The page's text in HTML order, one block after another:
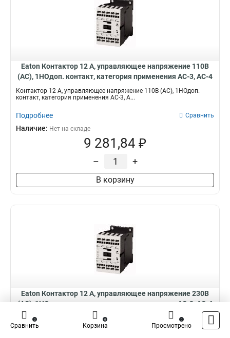
Eaton Контактор 12 А, управляющее напряжение 110В
(АС), 1НОдоп. контакт, категория применения AC-3, AC-4
DILMC12-10(110V50HZ,120V60HZ)
Контактор 12 А, управляющее напряжение 110В (АС), 1НОдоп.
контакт, категория применения AC-3, A...
Подробнее Сравнить
Наличие: Нет на складе
9 281,84 ₽
– +
В корзину
Eaton Контактор 12 А, управляющее напряжение 230В
(АС), 1НОдоп. контакт, категория применения AC-3, AC-4
DILMC12-10(230V50HZ,240V60HZ)
Контактор 12 А, управляющее напряжение 230В (АС), 1НОдоп.
контакт, категория применения AC-3, A...
Сравнить
0
Корзина
0
Просмотрено
0